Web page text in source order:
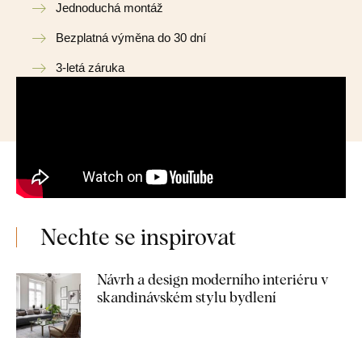
Jednoduchá montáž
Bezplatná výměna do 30 dní
3-letá záruka
Nechte se inspirovat
Návrh a design moderního interiéru v
skandinávském stylu bydlení